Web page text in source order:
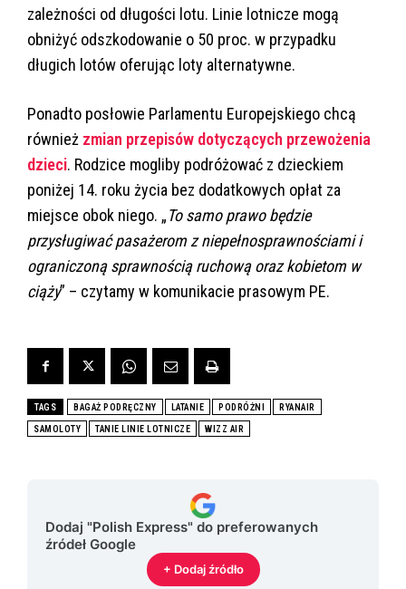
zależności od długości lotu. Linie lotnicze mogą
obniżyć odszkodowanie o 50 proc. w przypadku
długich lotów oferując loty alternatywne.
Ponadto posłowie Parlamentu Europejskiego chcą
również zmian przepisów dotyczących przewożenia
dzieci. Rodzice mogliby podróżować z dzieckiem
poniżej 14. roku życia bez dodatkowych opłat za
miejsce obok niego. „To samo prawo będzie
przysługiwać pasażerom z niepełnosprawnościami i
ograniczoną sprawnością ruchową oraz kobietom w
ciąży” – czytamy w komunikacie prasowym PE.
TAGS BAGAŻ PODRĘCZNY LATANIE PODRÓŻNI RYANAIR
SAMOLOTY TANIE LINIE LOTNICZE WIZZ AIR
Dodaj "Polish Express" do preferowanych
źródeł Google
+ Dodaj źródło